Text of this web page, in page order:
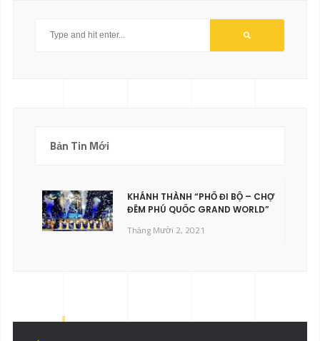
Bản Tin Mới
KHÁNH THÀNH “PHỐ ĐI BỘ – CHỢ
ĐÊM PHÚ QUỐC GRAND WORLD”
Tháng Mười 2, 2021